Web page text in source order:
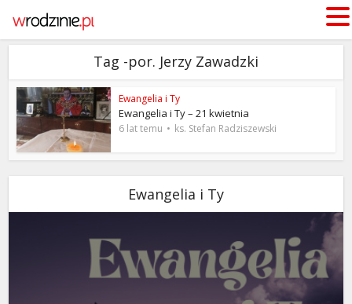
Tag -por. Jerzy Zawadzki
Ewangelia i Ty
Ewangelia i Ty – 21 kwietnia
6 lat temu ks. Stefan Radziszewski
Ewangelia i Ty